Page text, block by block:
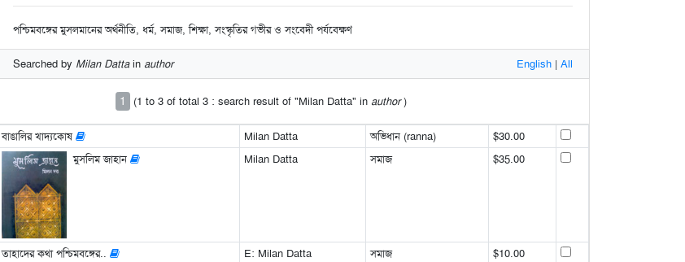
পশ্চিমবঙ্গের মুসলমানের অর্থনীতি, ধর্ম, সমাজ, শিক্ষা, সংস্কৃতির গভীর ও সংবেদী পর্যবেক্ষণ
Searched by Milan Dattain author English | All
1 (1 to 3 of total 3 : search result of "Milan Datta" in author)
বাঙালির খাদ্যকোষ Milan Datta অভিধান (ranna)
$30.00
মুসলিম জাহান
Milan Datta সমাজ $35.00
তাহাদের কথা পশ্চিমবঙ্গের.. E: Milan Datta সমাজ $10.00